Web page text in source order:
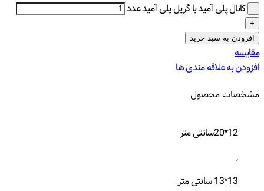
کانال پلی آمید با گریل پلی آمید عدد
افزودن به سبد خرید
مقایسه
افزودن به علاقه مندی ها
مشخصات محصول
12*20سانتی متر
,
13*13 سانتی متر